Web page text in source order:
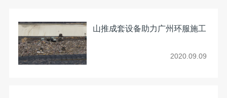
山推成套设备助力广州环服施工
2020.09.09